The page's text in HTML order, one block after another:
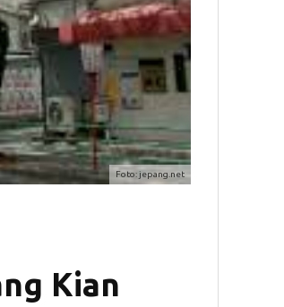
Foto: jepang.net
Kian